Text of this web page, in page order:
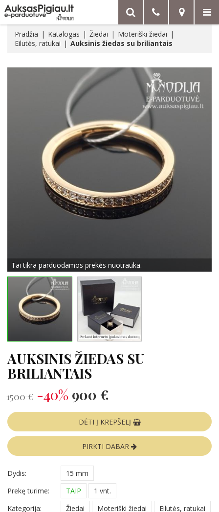
Pradžia Katalogas Žiedai
Moteriški žiedai
Eilutės, ratukai
Auksinis žiedas su briliantais
Tai tikra parduodamos prekės nuotrauka.
AUKSINIS ŽIEDAS SU
BRILIANTAIS
1500 € -40% 900 €
DĖTI Į KREPŠELĮ
PIRKTI DABAR
Dydis:
15 mm
Prekę turime:
TAIP
1 vnt.
Kategorija:
Žiedai Moteriški žiedai
Eilutės, ratukai